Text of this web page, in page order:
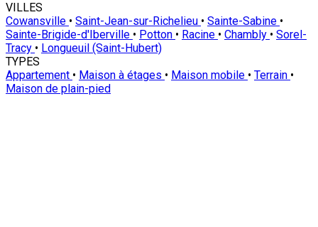
VILLES
Cowansville • Saint-Jean-sur-Richelieu • Sainte-Sabine •
Sainte-Brigide-d'Iberville • Potton • Racine • Chambly • Sorel-
Tracy • Longueuil (Saint-Hubert)
TYPES
Appartement • Maison à étages • Maison mobile • Terrain •
Maison de plain-pied